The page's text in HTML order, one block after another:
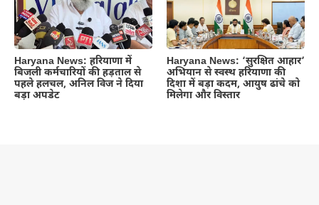
Haryana News: हरियाणा में
बिजली कर्मचारियों की हड़ताल से
पहले हलचल, अनिल विज ने दिया
बड़ा अपडेट
Haryana News: ‘सुरक्षित आहार’
अभियान से स्वस्थ हरियाणा की
दिशा में बड़ा कदम, आयुष ढांचे को
मिलेगा और विस्तार